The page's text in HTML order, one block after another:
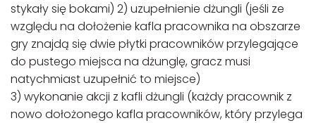
stykały się bokami) 2) uzupełnienie dżungli (jeśli ze
względu na dołożenie kafla pracownika na obszarze
gry znajdą się dwie płytki pracowników przylegające
do pustego miejsca na dżunglę, gracz musi
natychmiast uzupełnić to miejsce)
3) wykonanie akcji z kafli dżungli (każdy pracownik z
nowo dołożonego kafla pracowników, który przylega